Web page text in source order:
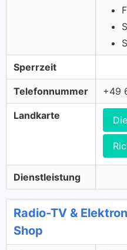
Sperrzeit
Telefonnummer +49
Landkarte
Dienstleistung
Radio-TV &
Shop